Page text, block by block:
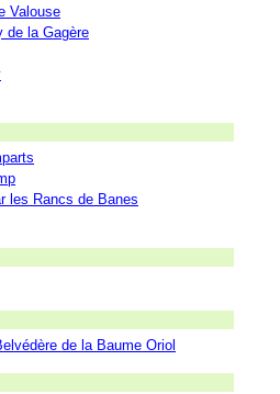
Valouse
de la Gagère
les Rancs de Banes
de la Baume Oriol